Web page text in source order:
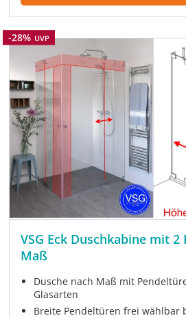
Rabatt
-28% UVP
VSG Eck Duschkabine mit
Maß
Dusche nach Maß mit
Glasarten
Breite Pendeltüren frei wählbar